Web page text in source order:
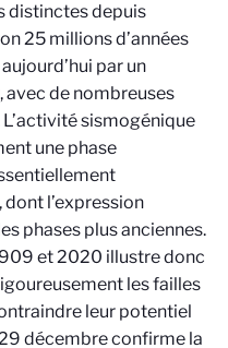
distinctes depuis
25 millions d’années
par un
de nombreuses
sismogénique
une phase
dont l’expression
phases plus anciennes.
et 2020 illustre donc
les failles
leur potentiel
décembre confirme la